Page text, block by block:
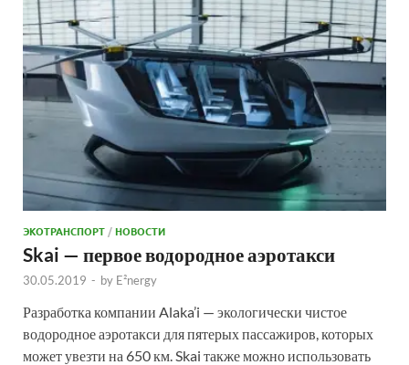
ЭКОТРАНСПОРТ /НОВОСТИ
Skai — первое водородное аэротакси
30.05.2019 - by E²nergy
Разработка компании Alaka’i — экологически чистое
водородное аэротакси для пятерых пассажиров, которых
может увезти на 650 км. Skai также можно использовать